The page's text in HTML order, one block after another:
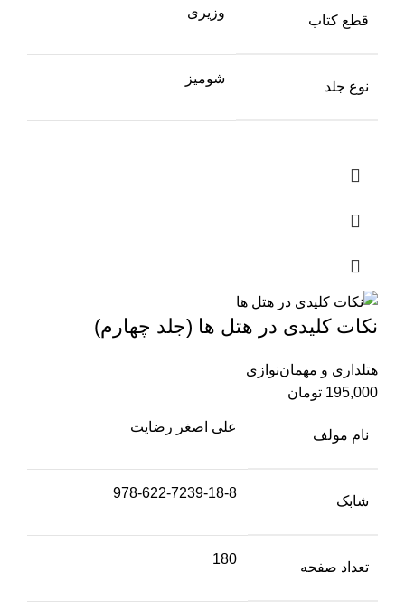
قطع کتاب
وزیری
نوع جلد
شومیز
نکات کلیدی در هتل ها (جلد چهارم)
هتلداری و مهمان‌نوازی
195,000 تومان
نام مولف
علی اصغر رضایت
شابک
978-622-7239-18-8
تعداد صفحه
180